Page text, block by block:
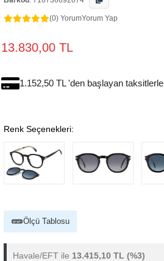
(0) YorumYorum Yap
13.830,00 TL
1.152,50 TL 'den başlayan taksitlerle
Renk Seçenekleri:
Ölçü Tablosu
Havale/EFT ile 13.415,10 TL (%3)